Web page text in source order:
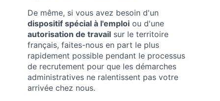
De même, si vous avez besoin d'un
dispositif spécial à l'emploi ou d'une
autorisation de travail sur le territoire
français, faites-nous en part le plus
rapidement possible pendant le processus
de recrutement pour que les démarches
administratives ne ralentissent pas votre
arrivée chez nous.